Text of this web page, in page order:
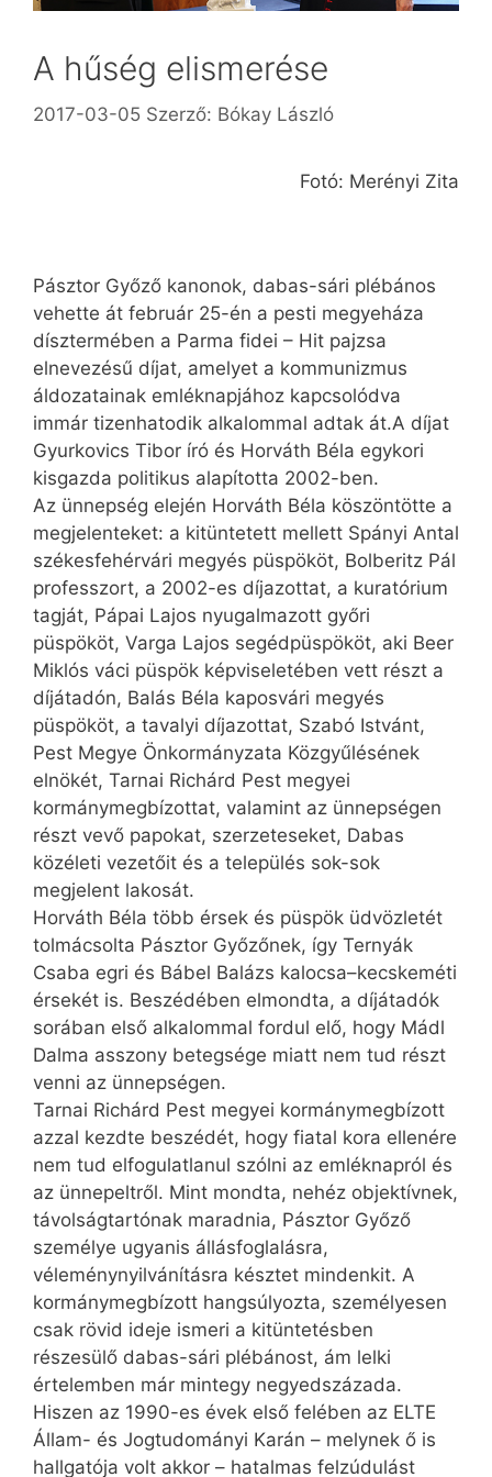
A hűség elismerése
2017-03-05 Szerző: Bókay László
Fotó: Merényi Zita
Pásztor Győző kanonok, dabas-sári plébános
vehette át február 25-én a pesti megyeháza
dísztermében a Parma fidei – Hit pajzsa
elnevezésű díjat, amelyet a kommunizmus
áldozatainak emléknapjához kapcsolódva
immár tizenhatodik alkalommal adtak át.A díjat
Gyurkovics Tibor író és ­Horváth Béla egykori
kisgazda politikus alapította 2002-ben.
Az ünnepség elején Horváth Béla köszöntötte a
megjelenteket: a kitüntetett mellett Spányi Antal
székes­fehérvári megyés püspököt, Bolberitz Pál
professzort, a 2002-es díjazottat, a kuratórium
tagját, Pápai Lajos nyugalmazott győri
püspököt, Varga ­Lajos segédpüspököt, aki Beer
Miklós váci püspök képviseletében vett részt a
díjátadón, Balás Béla kaposvári megyés
püspököt, a tavalyi díjazottat, Szabó Istvánt,
Pest Megye Önkormányzata Közgyűlésének
elnökét, Tarnai Richárd Pest megyei
kormánymegbízottat, valamint az ünnepségen
részt vevő papokat, szerzeteseket, Dabas
közéleti vezetőit és a település sok-sok
megjelent lakosát.
Horváth Béla több érsek és püspök üdvözletét
tolmácsolta Pásztor Győzőnek, így Ternyák
Csaba egri és Bábel Balázs kalocsa–kecskeméti
érsekét is. Beszédében elmondta, a díjátadók
sorában első alkalommal fordul elő, hogy Mádl
Dalma asszony betegsége miatt nem tud részt
venni az ünnepségen.
Tarnai Richárd Pest megyei kormánymegbízott
azzal kezdte beszédét, hogy fiatal kora ellenére
nem tud elfogulatlanul szólni az emléknapról és
az ünnepeltről. Mint mondta, nehéz objektívnek,
távolságtartónak maradnia, Pásztor Győző
személye ugyanis állásfoglalásra,
véleménynyilvánításra késztet mindenkit. A
kormánymegbízott hangsúlyozta, személyesen
csak rövid ideje ismeri a kitüntetésben
részesülő dabas-sári plébánost, ám lelki
értelemben már mintegy negyedszázada.
Hiszen az 1990-es évek első felében az ELTE
Állam- és Jogtudományi Karán – melynek ő is
hallgatója volt akkor – hatalmas felzúdulást